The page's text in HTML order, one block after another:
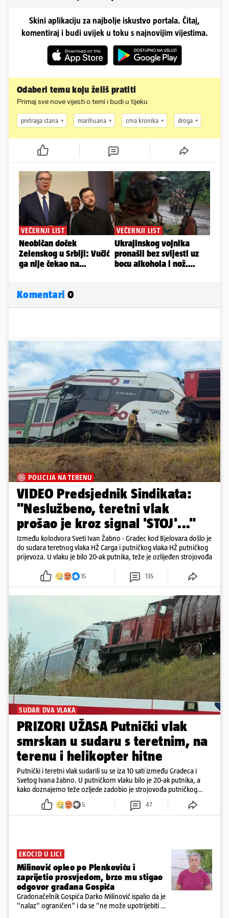
Skini aplikaciju za najbolje iskustvo portala. Čitaj,
komentiraj i budi uvijek u toku s najnovijim vijestima.
Odaberi temu koju želiš pratiti
Primaj sve nove vijesti o temi i budi u tijeku
pretraga stana marihuana crna kronika droga
Komentari 0
POLICIJA NA TERENU
VIDEO Predsjednik Sindikata:
"Neslužbeno, teretni vlak
prošao je kroz signal 'STOJ'..."
Između kolodvora Sveti Ivan Žabno - Gradec kod Bjelovara došlo je
do sudara teretnog vlaka HŽ Carga i putničkog vlaka HŽ putničkog
prijevoza. U vlaku je bilo 20-ak putnika, teže je ozlijeđen strojovođa
15 135
SUDAR DVA VLAKA
PRIZORI UŽASA Putnički vlak
smrskan u sudaru s teretnim, na
terenu i helikopter hitne
Putnički i teretni vlak sudarili su se iza 10 sati između Gradeca i
Svetog Ivana žabno. U putničkom vlaku bilo je 20-ak putnika, a
kako doznajemo teže ozljede zadobio je strojovođa putničkog
vlaka. Zatvoren je promet, a fotoreporteri Prigorskog objavili su
prve snimke s mjesta sudara
5 47
EKOCID U LICI
Milinović opleo po Plenkoviću i
zaprijetio prosvjedom, brzo mu stigao
odgovor građana Gospića
Gradonačelnik Gospića Darko Milinović ispalio da je
"nalaz" ograničen" i da se "ne može upotrijebiti za